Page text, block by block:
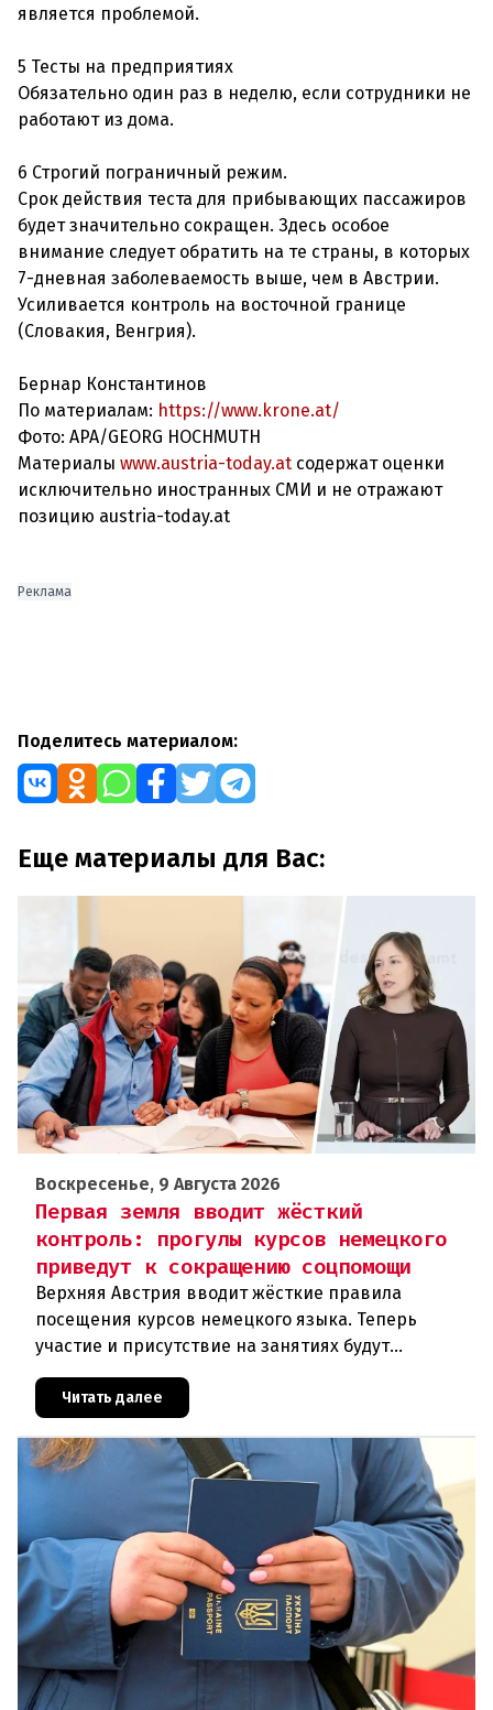
является проблемой.
5 Тесты на предприятиях
Обязательно один раз в неделю, если сотрудники не
работают из дома.
6 Строгий пограничный режим.
Срок действия теста для прибывающих пассажиров
будет значительно сокращен. Здесь особое
внимание следует обратить на те страны, в которых
7-дневная заболеваемость выше, чем в Австрии.
Усиливается контроль на восточной границе
(Словакия, Венгрия).
Бернар Константинов
По материалам: https://www.krone.at/
Фото: APA/GEORG HOCHMUTH
Материалы www.austria-today.at содержат оценки
исключительно иностранных СМИ и не отражают
позицию austria-today.at
Реклама
Поделитесь материалом:
Еще материалы для Вас:
Воскресенье, 9 Августа 2026
Первая земля вводит жёсткий
контроль: прогулы курсов немецкого
приведут к сокращению соцпомощи
Верхняя Австрия вводит жёсткие правила
посещения курсов немецкого языка. Теперь
участие и присутствие на занятиях будут
Те, кто без уважительной причины про
Читать далее